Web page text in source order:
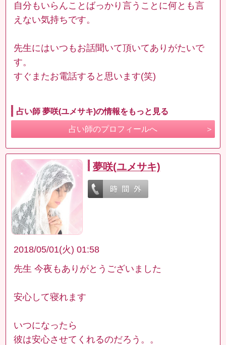
自分もいらんことばっかり言うことに何とも言
えない気持ちです。
先生にはいつもお話聞いて頂いてありがたいで
す。
すぐまたお電話すると思います(笑)
占い師 夢咲(ユメサキ)の情報をもっと見る
占い師のプロフィールへ
夢咲(ユメサキ)
2018/05/01(火) 01:58
先生 今夜もありがとうございました
安心して寝れます
いつになったら
彼は安心させてくれるのだろう。。